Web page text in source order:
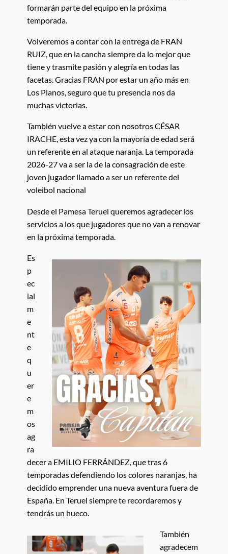
formarán parte del equipo en la próxima
temporada.
Volveremos a contar con la entrega de FRAN
RUIZ, que en la cancha siempre da lo mejor que
tiene y trasmite pasión y alegría en todas las
facetas. Gracias FRAN por estar un año más en
Los Planos, seguro que tu presencia nos da
muchas victorias.
También vuelve a estar con nosotros CÉSAR
IRACHE, esta vez ya con la mayoría de edad será
un referente en al ataque naranja. La temporada
2026-27 va a ser la de la consagración de este
joven jugador llamado a ser un referente del
voleibol nacional
Desde el Pamesa Teruel queremos agradecer los
servicios a los que jugadores que no van a renovar
en la próxima temporada.
Es
p
ec
ial
m
e
nt
e
q
u
er
e
m
os
ag
ra
decer a EMILIO FERRÁNDEZ, que tras 6
temporadas defendiendo los colores naranjas, ha
decidido emprender una nueva aventura fuera de
España. En Teruel siempre te recordaremos y
tendrás un hueco.
También
agradecem